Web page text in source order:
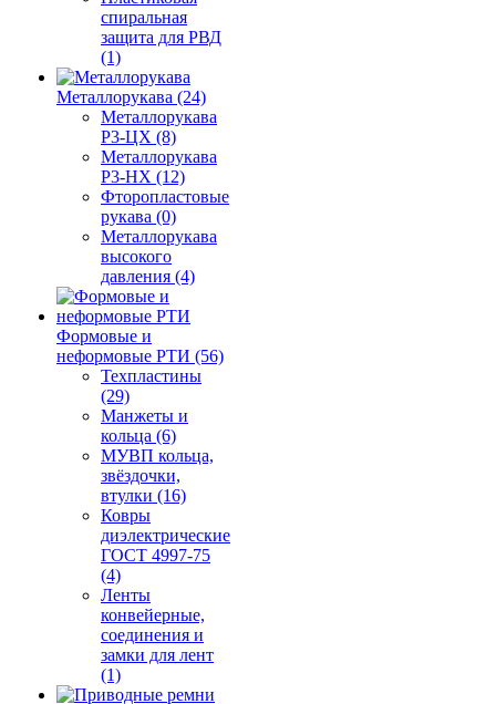
спиральная
защита для РВД
(1)
Металлорукава (24)
Металлорукава
Р3-ЦХ (8)
Металлорукава
Р3-НХ (12)
Фторопластовые
рукава (0)
Металлорукава
высокого
давления (4)
Формовые и
неформовые РТИ (56)
Техпластины
(29)
Манжеты и
кольца (6)
МУВП кольца,
звёздочки,
втулки (16)
Ковры
диэлектрические
ГОСТ 4997-75
(4)
Ленты
конвейерные,
соединения и
замки для лент
(1)